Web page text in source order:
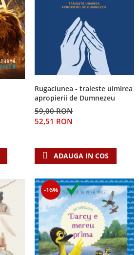
Rugaciunea - traieste uimirea
apropierii de Dumnezeu
59,00 RON
52,51 RON
ADAUGA IN COS
-16%